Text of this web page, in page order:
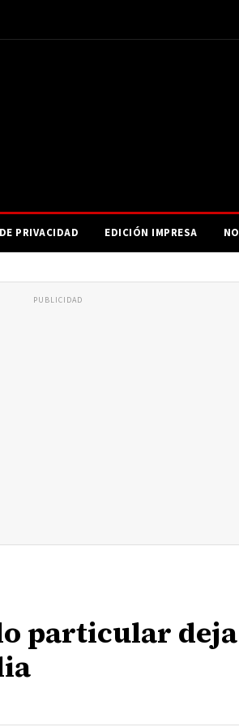
PRIVACIDAD EDICIÓN IMPRESA
PUBLICIDAD
particular